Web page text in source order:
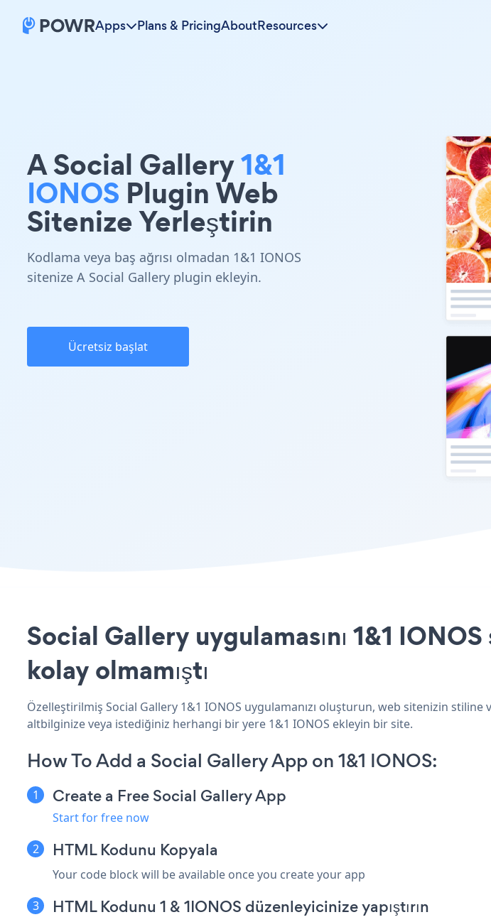
Apps Plans & PricingAboutResources
A Social Gallery1&1
IONOS Plugin Web
Sitenize Yerleştirin
Kodlama veya baş ağrısı olmadan 1&1 IONOS
sitenize A Social Gallery plugin ekleyin.
Ücretsiz başlat
Social Gallery uygulamasını 1&1
kolay olmamıştı
Özelleştirilmiş Social Gallery 1&1 IONOS uygulamanızı oluşturun, web sitenizin
altbilginize veya istediğiniz herhangi bir yere 1&1 IONOS ekleyin bir site.
How To Add a Social Gallery App on 1&1 IONOS:
Create a Free Social Gallery App
Start for free now
HTML Kodunu Kopyala
Your code block will be available once you create your app
HTML Kodunu 1 & 1IONOS düzenleyicinize yapıştırın